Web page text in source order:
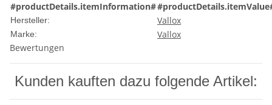
#productDetails.itemInformation#
Hersteller: Vallox
Marke:
Vallox
Bewertungen
Kunden kauften dazu folgende Artikel: